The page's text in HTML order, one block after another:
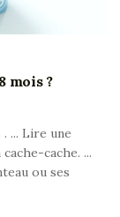
mois ?
... Lire une
cache. ...
ou ses